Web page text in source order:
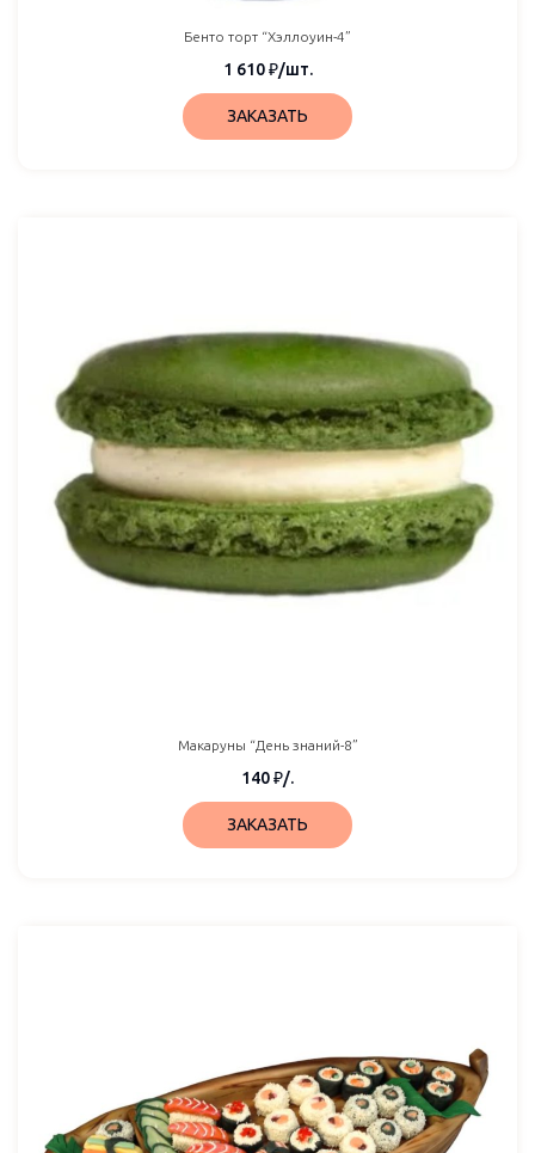
Бенто торт “Хэллоуин-4”
1 610₽/шт.
ЗАКАЗАТЬ
Макаруны “День знаний-8”
140₽/.
ЗАКАЗАТЬ